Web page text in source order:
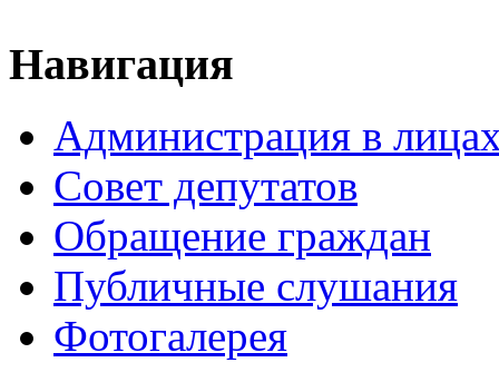
Навигация
Администрация в
Совет депутатов
Обращение граждан
Публичные слушания
Фотогалерея